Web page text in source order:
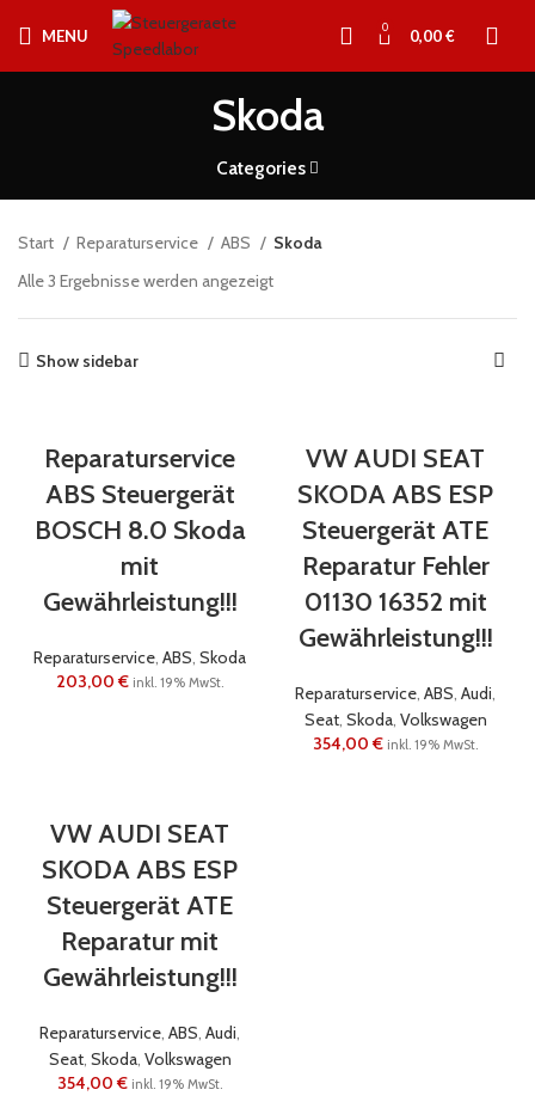
MENU 0 0,00€
Skoda
Categories
Start Reparaturservice ABS
Skoda
Alle 3 Ergebnisse werden angezeigt
Show sidebar
Reparaturservice
ABS Steuergerät
BOSCH 8.0 Skoda
mit
Gewährleistung!!!
Reparaturservice, ABS, Skoda
203,00€ inkl. 19% MwSt.
VW AUDI SEAT
SKODA ABS ESP
Steuergerät ATE
Reparatur Fehler
01130 16352 mit
Gewährleistung!!!
Reparaturservice, ABS, Audi,
Seat, Skoda, Volkswagen
354,00€ inkl. 19% MwSt.
VW AUDI SEAT
SKODA ABS ESP
Steuergerät ATE
Reparatur mit
Gewährleistung!!!
Reparaturservice, ABS, Audi,
Seat, Skoda, Volkswagen
354,00€ inkl. 19% MwSt.